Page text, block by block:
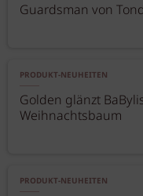
Guardsman von
PRODUKT-NEUHEITEN
Golden glänzt
Weihnachtsbaum
PRODUKT-NEUHEITEN